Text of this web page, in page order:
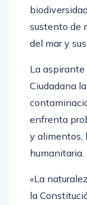
sustento de
del mar y
La aspirante
Ciudadana
enfrenta
y alimentos,
humanitaria.
«La
la